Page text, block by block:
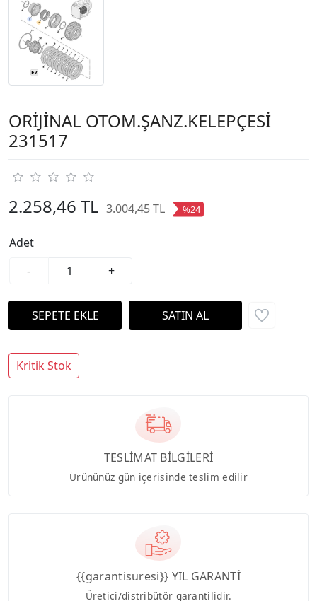
ORİJİNAL OTOM.ŞANZ.KELEPÇESİ
231517
2.258,46 TL 3.004,45 TL %24
Adet
-
+
Kritik Stok
TESLİMAT BİLGİLERİ
Ürününüz gün içerisinde teslim edilir
{{garantisuresi}} YIL GARANTİ
Üretici/distribütör garantilidir.